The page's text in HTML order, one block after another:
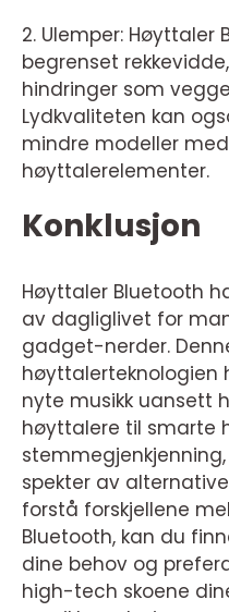
2. Ulemper: Høyttaler
begrenset
hindringer som
Lydkvaliteten kan
mindre modeller
høyttalerelementer.
Konklusjon
Høyttaler Bluetooth
av dagliglivet for
gadget-nerder.
høyttalerteknologien
nyte musikk uansett
høyttalere til smarte
spekter av
forstå forskjellene
Bluetooth, kan du
dine behov og
high-tech skoene